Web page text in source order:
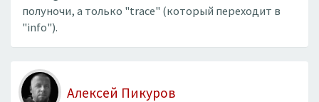
полуночи, а только "trace" (который переходит в
"info").
Алексей Пикуров